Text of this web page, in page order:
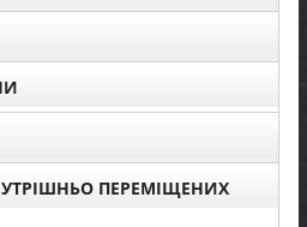
ПЕРЕМІЩЕНИХ